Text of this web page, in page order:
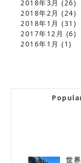
2018年3月 (26)
2018年2月 (24)
2018年1月 (31)
2017年12月 (6)
2016年1月 (1)
世